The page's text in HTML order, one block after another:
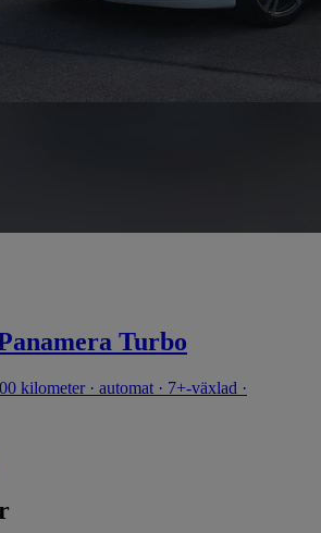
Turbo
kilometer · automat · 7+-växlad ·